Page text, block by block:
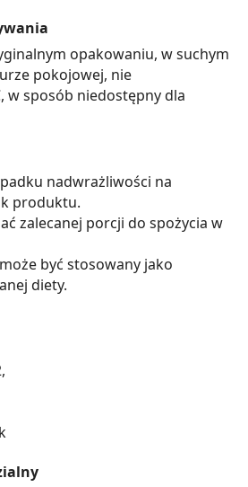
opakowaniu, w suchym
pokojowej, nie
w sposób niedostępny dla
nadwrażliwości na
produktu.
zalecanej porcji do spożycia w
być stosowany jako
diety.